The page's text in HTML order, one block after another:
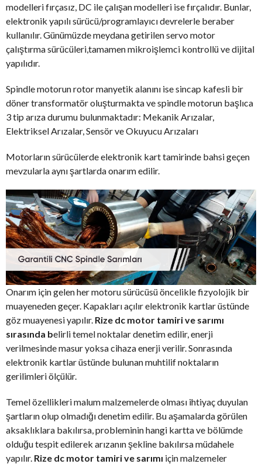
modelleri fırçasız, DC ile çalışan modelleri ise fırçalıdır. Bunlar,
elektronik yapılı sürücü/programlayıcı devrelerle beraber
kullanılır. Günümüzde meydana getirilen servo motor
çalıştırma sürücüleri,tamamen mikroişlemci kontrollü ve dijital
yapılıdır.
Spindle motorun rotor manyetik alanını ise sincap kafesli bir
döner transformatör oluşturmakta ve spindle motorun başlıca
3 tip arıza durumu bulunmaktadır: Mekanik Arızalar,
Elektriksel Arızalar, Sensör ve Okuyucu Arızaları
Motorların sürücülerde elektronik kart tamirinde bahsi geçen
mevzularla aynı şartlarda onarım edilir.
Onarım için gelen her motoru sürücüsü öncelikle fizyolojik bir
muayeneden geçer. Kapakları açılır elektronik kartlar üstünde
göz muayenesi yapılır. Rize dc motor tamiri ve sarımı
sırasında belirli temel noktalar denetim edilir, enerji
verilmesinde masur yoksa cihaza enerji verilir. Sonrasında
elektronik kartlar üstünde bulunan muhtilif noktaların
gerilimleri ölçülür.
Temel özellikleri malum malzemelerde olması ihtiyaç duyulan
şartların olup olmadığı denetim edilir. Bu aşamalarda görülen
aksaklıklara bakılırsa, probleminin hangi kartta ve bölümde
olduğu tespit edilerek arızanın şekline bakılırsa müdahele
yapılır. Rize dc motor tamiri ve sarımı için malzemeler